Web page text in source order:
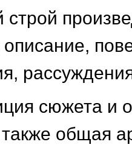
строй
описание,
сюжета и
общая